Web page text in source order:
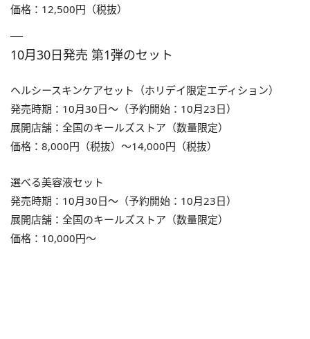
価格：12,500円（税抜）
10月30日発売 第1弾のセット
ヘルシースキンケアセット（ホリデイ限定エディション）
発売時期：10月30日～（予約開始：10月23日）
展開店舗：全国のキールズストア（数量限定）
価格：8,000円（税抜）～14,000円（税抜）
選べる美容液セット
発売時期：10月30日～（予約開始：10月23日）
展開店舗：全国のキールズストア（数量限定）
価格：10,000円～